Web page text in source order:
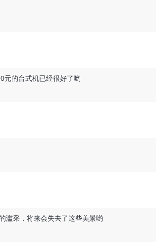
的台式机已经很好了哟
滥采，将来会失去了这些美景哟